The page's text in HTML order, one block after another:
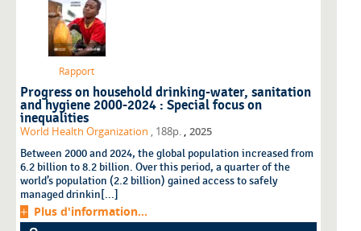
Rapport
Progress on household drinking-water, sanitation
and hygiene 2000-2024 : Special focus on
inequalities
World Health Organization , 188p. , 2025
Between 2000 and 2024, the global population increased from
6.2 billion to 8.2 billion. Over this period, a quarter of the
world’s population (2.2 billion) gained access to safely
managed drinkin[...]
Plus d'information...